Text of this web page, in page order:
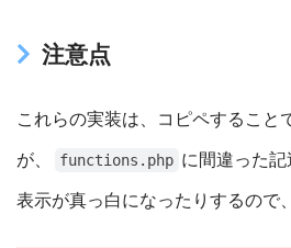
注意点
これらの実装は、コピペすること
が、 functions.php に間違った
表示が真っ白になったりするので